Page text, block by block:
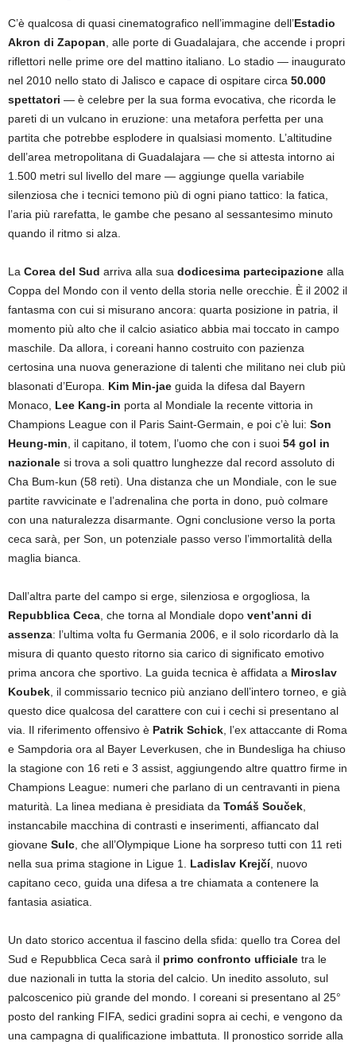
C’è qualcosa di quasi cinematografico nell’immagine dell’Estadio
Akron di Zapopan , alle porte di Guadalajara, che accende i propri
riflettori nelle prime ore del mattino italiano. Lo stadio — inaugurato
nel 2010 nello stato di Jalisco e capace di ospitare circa 50.000
spettatori — è celebre per la sua forma evocativa, che ricorda le
pareti di un vulcano in eruzione: una metafora perfetta per una
partita che potrebbe esplodere in qualsiasi momento. L’altitudine
dell’area metropolitana di Guadalajara — che si attesta intorno ai
1.500 metri sul livello del mare — aggiunge quella variabile
silenziosa che i tecnici temono più di ogni piano tattico: la fatica,
l’aria più rarefatta, le gambe che pesano al sessantesimo minuto
quando il ritmo si alza.
La Corea del Sud arriva alla sua dodicesima partecipazione alla
Coppa del Mondo con il vento della storia nelle orecchie. È il 2002 il
fantasma con cui si misurano ancora: quarta posizione in patria, il
momento più alto che il calcio asiatico abbia mai toccato in campo
maschile. Da allora, i coreani hanno costruito con pazienza
certosina una nuova generazione di talenti che militano nei club più
blasonati d’Europa. Kim Min-jae guida la difesa dal Bayern
Monaco, Lee Kang-in porta al Mondiale la recente vittoria in
Champions League con il Paris Saint-Germain, e poi c’è lui: Son
Heung-min , il capitano, il totem, l’uomo che con i suoi 54 gol in
nazionale si trova a soli quattro lunghezze dal record assoluto di
Cha Bum-kun (58 reti). Una distanza che un Mondiale, con le sue
partite ravvicinate e l’adrenalina che porta in dono, può colmare
con una naturalezza disarmante. Ogni conclusione verso la porta
ceca sarà, per Son, un potenziale passo verso l’immortalità della
maglia bianca.
Dall’altra parte del campo si erge, silenziosa e orgogliosa, la
Repubblica Ceca , che torna al Mondiale dopo vent’anni di
assenza: l’ultima volta fu Germania 2006, e il solo ricordarlo dà la
misura di quanto questo ritorno sia carico di significato emotivo
prima ancora che sportivo. La guida tecnica è affidata a Miroslav
Koubek , il commissario tecnico più anziano dell’intero torneo, e già
questo dice qualcosa del carattere con cui i cechi si presentano al
via. Il riferimento offensivo è Patrik Schick , l’ex attaccante di Roma
e Sampdoria ora al Bayer Leverkusen, che in Bundesliga ha chiuso
la stagione con 16 reti e 3 assist, aggiungendo altre quattro firme in
Champions League: numeri che parlano di un centravanti in piena
maturità. La linea mediana è presidiata da Tomáš Souček
instancabile macchina di contrasti e inserimenti, affiancato dal
giovane Sulc , che all’Olympique Lione ha sorpreso tutti con 11 reti
nella sua prima stagione in Ligue 1. Ladislav Krejčí, nuovo
capitano ceco, guida una difesa a tre chiamata a contenere la
fantasia asiatica.
Un dato storico accentua il fascino della sfida: quello tra Corea del
Sud e Repubblica Ceca sarà il primo confronto ufficiale tra le
due nazionali in tutta la storia del calcio. Un inedito assoluto, sul
palcoscenico più grande del mondo. I coreani si presentano al 25°
posto del ranking FIFA, sedici gradini sopra ai cechi, e vengono da
una campagna di qualificazione imbattuta. Il pronostico sorride alla